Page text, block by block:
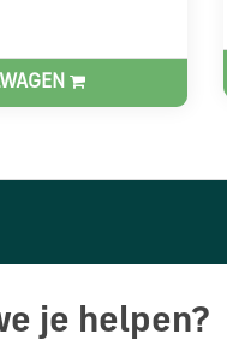
je helpen?